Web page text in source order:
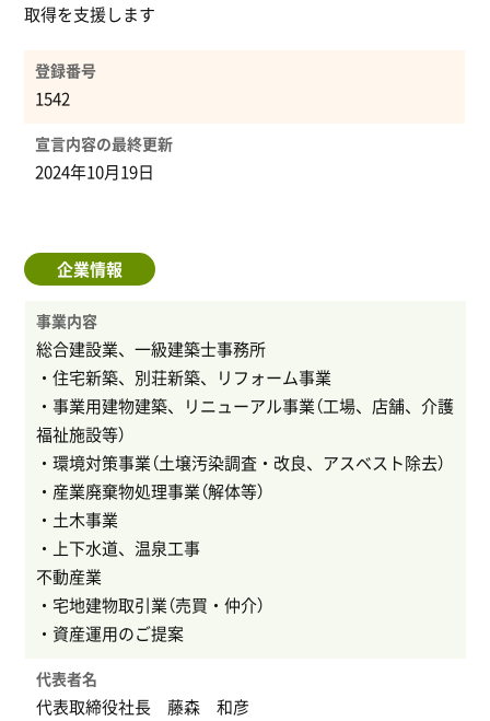
取得を支援します
登録番号
1542
宣言内容の最終更新
2024年10月19日
企業情報
事業内容
総合建設業、一級建築士事務所
・住宅新築、別荘新築、リフォーム事業
・事業用建物建築、リニューアル事業（工場、店舗、介護
福祉施設等）
・環境対策事業（土壌汚染調査・改良、アスベスト除去）
・産業廃棄物処理事業（解体等）
・土木事業
・上下水道、温泉工事
不動産業
・宅地建物取引業（売買・仲介）
・資産運用のご提案
代表者名
代表取締役社長 藤森 和彦